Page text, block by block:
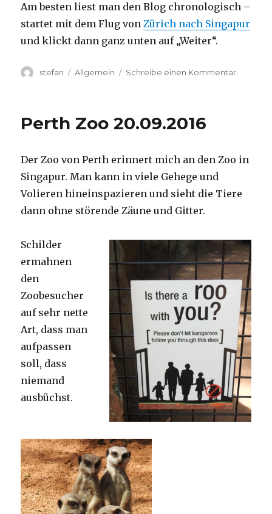
Am besten liest man den Blog chronologisch –
startet mit dem Flug vonZürich nach Singapur
und klickt dann ganz unten auf „Weiter“.
Autor
stefan Kategorien
Allgemein Schreibe einen Kommentarzu
Perth
Perth Zoo 20.09.2016
Der Zoo von Perth erinnert mich an den Zoo in
Singapur. Man kann in viele Gehege und
Volieren hineinspazieren und sieht die Tiere
dann ohne störende Zäune und Gitter.
Schilder
ermahnen
den
Zoobesucher
auf sehr nette
Art, dass man
aufpassen
soll, dass
niemand
ausbüchst.